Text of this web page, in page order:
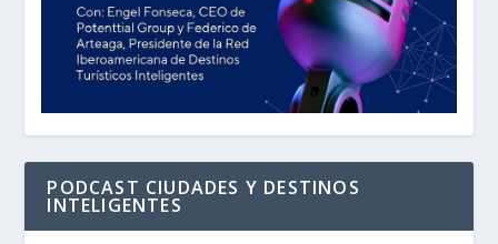
PODCAST CIUDADES Y DESTINOS
INTELIGENTES